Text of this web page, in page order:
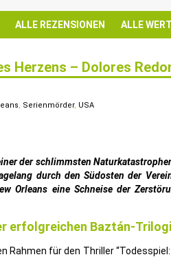
ALLE REZENSIONEN ALLE
Herzens – Dolores
, Serienmörder, USA
der schlimmsten
durch den Südosten der
Orleans eine Schneise der
erfolgreichen Baztán-
Rahmen für den Thriller